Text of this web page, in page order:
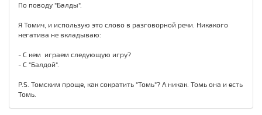
По поводу "Балды".
Я Томич, и использую это слово в разговорной речи. Никакого
негатива не вкладываю:
- С кем играем следующую игру?
- С "Балдой".
P.S. Томским проще, как сократить "Томь"? А никак. Томь она и есть
Томь.